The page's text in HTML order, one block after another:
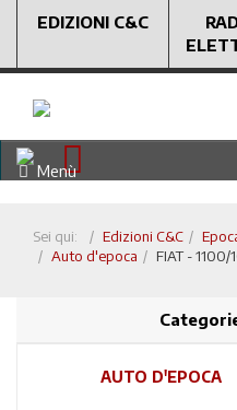
EDIZIONI C&C
Menù
Sei qui: Edizioni C&C
Auto d'epoca
FIAT - 1100/
AUTO D'EPOCA